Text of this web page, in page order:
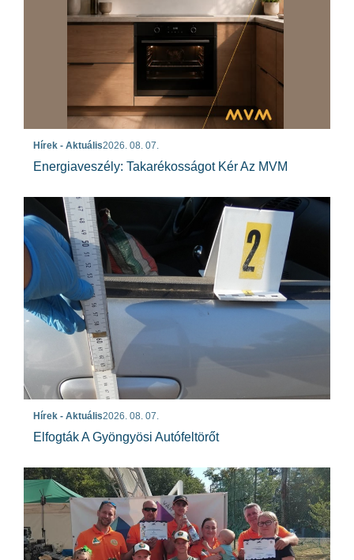
Hírek - Aktuális2026. 08. 07.
Energiaveszély: Takarékosságot Kér Az MVM
Hírek - Aktuális2026. 08. 07.
Elfogták A Gyöngyösi Autófeltörőt